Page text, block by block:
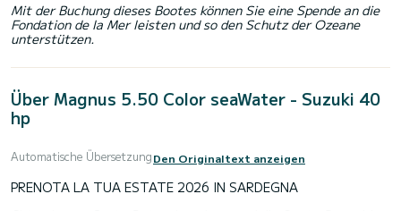
Mit der Buchung dieses Bootes können Sie eine Spende an die
Fondation de la Mer leisten und so den Schutz der Ozeane
unterstützen.
Über Magnus 5.50 Color seaWater - Suzuki 40
hp
Automatische ÜbersetzungDen Originaltext anzeigen
PRENOTA LA TUA ESTATE 2026 IN SARDEGNA